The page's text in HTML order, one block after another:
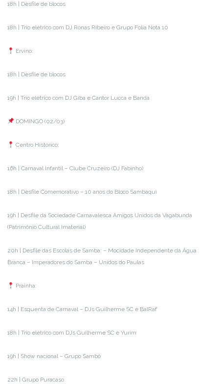
18h | Desfile de blocos
18h | Trio elétrico com DJ Ronas Ribeiro e Grupo Folia Nota 10
Ervino:
18h | Desfile de blocos
19h | Trio elétrico com DJ Giba e Cantor Lucca e Banda
DOMINGO (02/03)
Centro Histórico:
16h | Carnaval Infantil – Clube Cruzeiro (DJ Fabinho)
18h | Desfile Comemorativo – 10 anos do Bloco Sambaqui
19h | Desfile da Sociedade Carnavalesca Amigos Unidos da Vagabunda
(Patrimônio Cultural Imaterial)
20h | Desfile das Escolas de Samba: – Mocidade Independente da Água
Branca – Imperadores do Samba – Unidos do Paulas
Prainha:
14h | Esquenta de Carnaval – DJs Guilherme SC e BalRaf
18h | Trio elétrico com DJs Guilherme SC e Yurim
19h | Show nacional – Grupo Sambô
22h | Grupo Puracaso